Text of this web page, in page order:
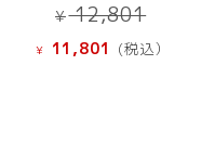
¥12,801
の
価
¥ 11,801 現
(税込）